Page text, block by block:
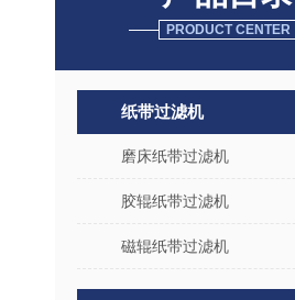
PRODUCT CENTER
纸带过滤机
磨床纸带过滤机
胶辊纸带过滤机
磁辊纸带过滤机